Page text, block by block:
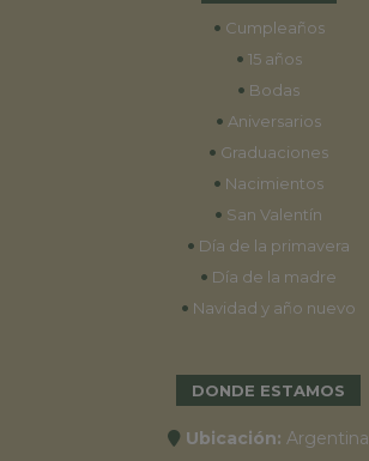
• Cumpleaños
• 15 años
• Bodas
• Aniversarios
• Graduaciones
• Nacimientos
• San Valentín
• Día de la primavera
• Día de la madre
• Navidad y año nuevo
DONDE ESTAMOS
Ubicación: Argentina